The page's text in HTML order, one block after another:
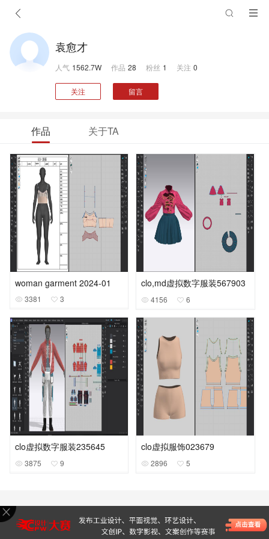
袁愈才
人气 1562.7W 作品 28 粉丝 1 关注 0
关注 留言
作品 关于TA
woman garment 2024-01
3381 3
clo,md虚拟数字服装567903
4156 6
clo虚拟数字服装235645
3875 9
clo虚拟服饰023679
2896 5